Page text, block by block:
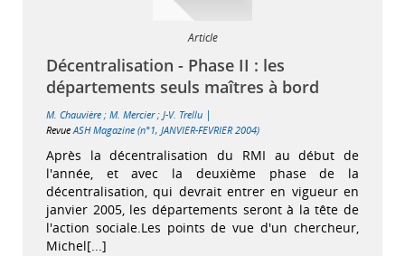
Article
Décentralisation - Phase II : les
départements seuls maîtres à bord
M. Chauvière ; M. Mercier; J-V. Trellu |
RevueASH Magazine (n°1, JANVIER-FEVRIER 2004)
Après la décentralisation du RMI au début de
l'année, et avec la deuxième phase de la
décentralisation, qui devrait entrer en vigueur en
janvier 2005, les départements seront à la tête de
l'action sociale.Les points de vue d'un chercheur,
Michel[...]